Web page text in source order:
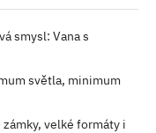
smysl: Vana s
světla, minimum
velké formáty i